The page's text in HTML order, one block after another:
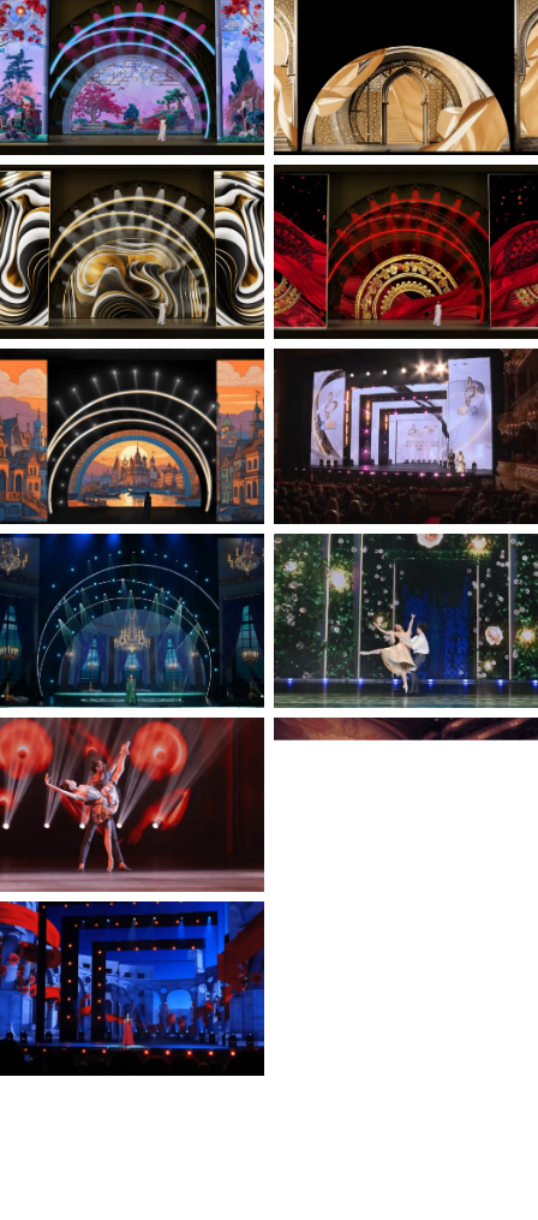
Email
hi@screen-blasters.com
Телефон
Сделано в Radiance
+7 926 270 29 49
Правила использования данных
ScreenBlasters. Все права защищены